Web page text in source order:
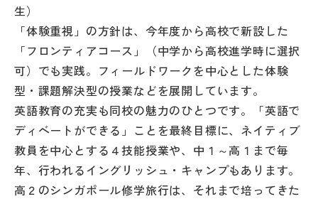
生）
「体験重視」の方針は、今年度から高校で新設した
「フロンティアコース」（中学から高校進学時に選択
可）でも実践。フィールドワークを中心とした体験
型・課題解決型の授業などを展開しています。
英語教育の充実も同校の魅力のひとつです。「英語で
ディベートができる」ことを最終目標に、ネイティブ
教員を中心とする４技能授業や、中１～高１まで毎
年、行われるイングリッシュ・キャンプもあります。
高２のシンガポール修学旅行は、それまで培ってきた